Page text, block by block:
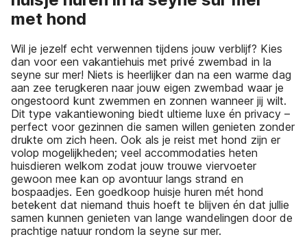
met hond
Wil je jezelf echt verwennen tijdens jouw verblijf? Kies
dan voor een vakantiehuis met privé zwembad in la
seyne sur mer! Niets is heerlijker dan na een warme dag
aan zee terugkeren naar jouw eigen zwembad waar je
ongestoord kunt zwemmen en zonnen wanneer jij wilt.
Dit type vakantiewoning biedt ultieme luxe én privacy –
perfect voor gezinnen die samen willen genieten zonder
drukte om zich heen. Ook als je reist met hond zijn er
volop mogelijkheden; veel accommodaties heten
huisdieren welkom zodat jouw trouwe viervoeter
gewoon mee kan op avontuur langs strand en
bospaadjes. Een goedkoop huisje huren mét hond
betekent dat niemand thuis hoeft te blijven én dat jullie
samen kunnen genieten van lange wandelingen door de
prachtige natuur rondom la seyne sur mer.